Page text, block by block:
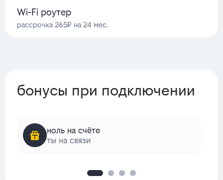
Wi-Fi роутер
рассрочка 265₽ на 24 мес.
бонусы при подключении
ноль на счёте
ты на связи